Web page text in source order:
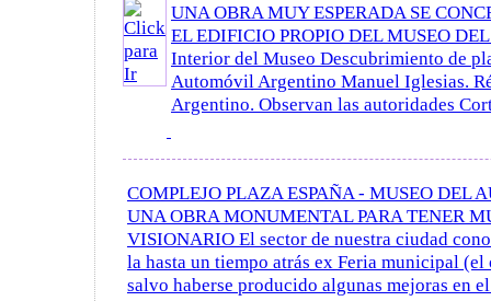
UNA OBRA MUY ESPERADA SE
EL EDIFICIO PROPIO DEL MUSEO
Interior del Museo Descubrimiento de
Automóvil Argentino Manuel Iglesias.
Argentino. Observan las autoridades
COMPLEJO PLAZA ESPAÑA - MUSEO DEL
UNA OBRA MONUMENTAL PARA TENER
VISIONARIO El sector de nuestra ciudad
la hasta un tiempo atrás ex Feria municipal (el
salvo haberse producido algunas mejoras en